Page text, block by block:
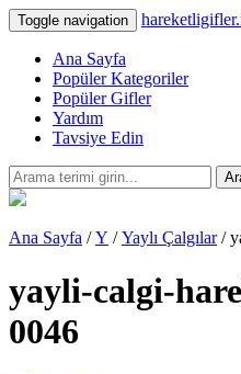
Toggle navigation
Ana Sayfa
Popüler Kategoriler
Popüler Gifler
Yardım
Tavsiye Edin
Ana Sayfa /Y /Yaylı Çalgılar/
yayli-calgi-
0046